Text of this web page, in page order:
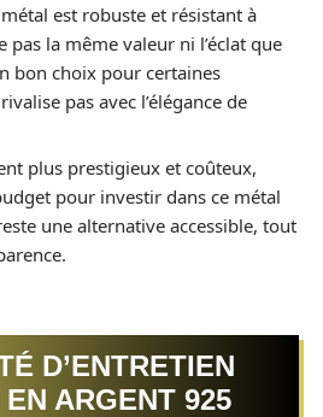
métal est robuste et résistant à
pas la même valeur ni l’éclat que
bon choix pour certaines
pas avec l’élégance de
plus prestigieux et coûteux,
pour investir dans ce métal
une alternative accessible, tout
D’ENTRETIEN
ARGENT 925